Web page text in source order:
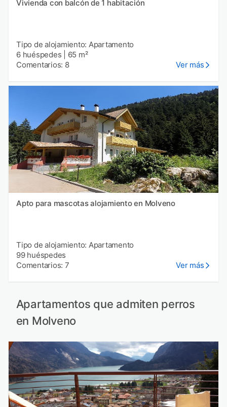
Vivienda con balcón de 1 habitación
Tipo de alojamiento: Apartamento
6 huéspedes
65 m²
Comentarios: 8
Ver más
Apto para mascotas alojamiento en Molveno
Tipo de alojamiento: Apartamento
99 huéspedes
Comentarios: 7
Ver más
Apartamentos que admiten perros
en Molveno